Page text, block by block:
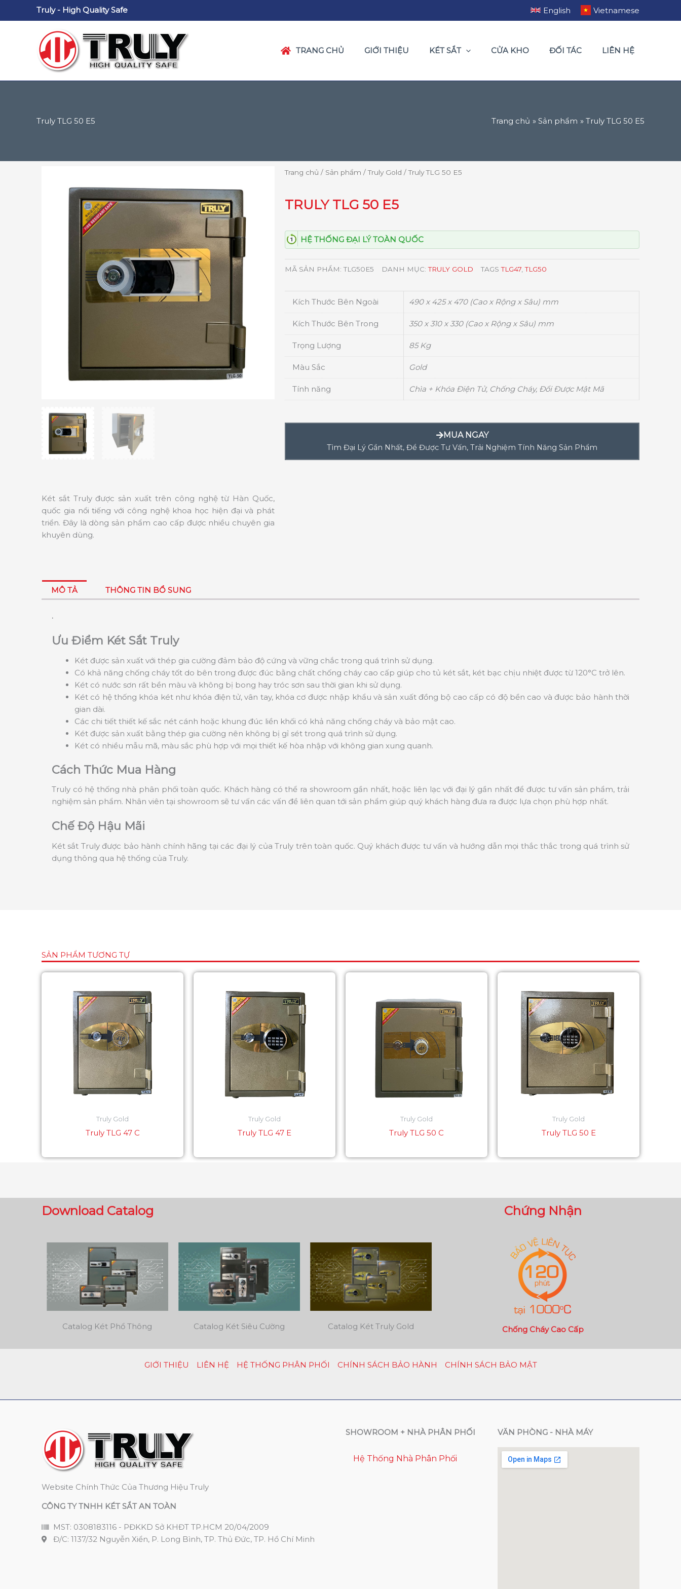
Truly - High Quality Safe English Vietnamese
TRANG CHỦ GIỚI THIỆU KÉT SẮT CỬA KHO ĐỐI TÁC LIÊN HỆ
Truly TLG 50 E5 Trang chủ Sản phẩm Truly TLG 50 E5
Két sắt Truly được sản xuất trên công nghệ từ Hàn Quốc,
quốc gia nổi tiếng với công nghệ khoa học hiện đại và phát
triển. Đây là dòng sản phẩm cao cấp được nhiều chuyên gia
khuyên dùng.
Trang chủ / Sản phẩm /Truly Gold / Truly TLG 50 E5
TRULY TLG 50 E5
HỆ THỐNG ĐẠI LÝ TOÀN QUỐC
MÃ SẢN PHẨM:TLG50E5 DANH MỤC: TRULY GOLD TAGS TLG47 ,TLG50
Kích Thước Bên Ngoài 490 x 425 x 470 (Cao x Rộng x Sâu) mm
Kích Thước Bên Trong 350 x 310 x 330 (Cao x Rộng x Sâu) mm
Trọng Lượng 85 Kg
Màu Sắc Gold
Tính năng Chìa + Khóa Điện Tử, Chống Cháy, Đổi Được Mật Mã
MUA NGAY
Tìm Đại Lý Gần Nhất, Để Được Tư Vấn, Trải Nghiệm Tính Năng Sản Phẩm
MÔ TẢ THÔNG TIN BỔ SUNG
.
Ưu Điểm Két Sắt Truly
Két được sản xuất với thép gia cường đảm bảo độ cứng và vững chắc trong quá trình sử dụng.
Có khả năng chống cháy tốt do bên trong được đúc bằng chất chống cháy cao cấp giúp cho tủ két sắt, két bạc chịu nhiệt được từ 120°C trở lên.
Két có nước sơn rất bền màu và không bị bong hay tróc sơn sau thời gian khi sử dụng.
Két có hệ thống khóa két như khóa điện tử, vân tay, khóa cơ được nhập khẩu và sản xuất đồng bộ cao cấp có độ bền cao và được bảo hành thời
gian dài.
Các chi tiết thiết kế sắc nét cánh hoặc khung đúc liền khối có khả năng chống cháy và bảo mật cao.
Két được sản xuất bằng thép gia cường nên không bị gỉ sét trong quá trình sử dụng.
Két có nhiều mẫu mã, màu sắc phù hợp với mọi thiết kế hòa nhập với không gian xung quanh.
Cách Thức Mua Hàng
Truly có hệ thống nhà phân phối toàn quốc. Khách hàng có thể ra showroom gần nhất, hoặc liên lạc với đại lý gần nhất để được tư vấn sản phẩm, trải
nghiệm sản phẩm. Nhân viên tại showroom sẽ tư vấn các vấn đề liên quan tới sản phẩm giúp quý khách hàng đưa ra được lựa chọn phù hợp nhất.
Chế Độ Hậu Mãi
Két sắt Truly được bảo hành chính hãng tại các đại lý của Truly trên toàn quốc. Quý khách được tư vấn và hướng dẫn mọi thắc thắc trong quá trình sử
dụng thông qua hệ thống của Truly.
SẢN PHẨM TƯƠNG TỰ
Truly Gold
Truly TLG 47 C
Truly Gold
Truly TLG 47 E
Truly Gold
Truly TLG 50 C
Truly Gold
Truly TLG 50 E
Download Catalog
Catalog Két Phổ Thông Catalog Két Siêu Cường Catalog Két Truly Gold
Chứng Nhận
Chống Cháy Cao Cấp
GIỚI THIỆU LIÊN HỆ HỆ THỐNG PHÂN PHỐI CHÍNH SÁCH BẢO HÀNH CHÍNH SÁCH BẢO MẬT
Website Chính Thức Của Thương Hiệu Truly
CÔNG TY TNHH KÉT SẮT AN TOÀN
MST: 0308183116 - PĐKKD Sở KHĐT TP.HCM 20/04/2009
Đ/C: 1137/32 Nguyễn Xiển, P. Long Bình, TP. Thủ Đức, TP. Hồ Chí Minh
SHOWROOM + NHÀ PHÂN PHỐI
Hệ Thống Nhà Phân Phối
VĂN PHÒNG - NHÀ MÁY